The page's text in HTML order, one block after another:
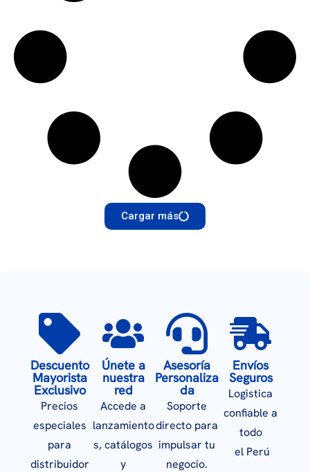
Cargar más
Descuento
Mayorista
Exclusivo
Precios
especiales
para
distribuidor
Únete a
nuestra
red
Accede a
lanzamiento
s, catálogos
y
Asesoría
Personaliza
da
Soporte
directo para
impulsar tu
negocio.
Envíos
Seguros
Logistica
confiable a
todo
el Perú